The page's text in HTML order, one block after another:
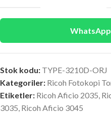
Stok kodu: TYPE-3210D-ORJ
Kategoriler: Ricoh Fotokopi
Etiketler: Ricoh Aficio 2035,
3035, Ricoh Aficio 3045